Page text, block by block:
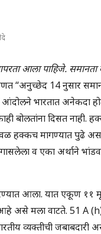
आला पाहिजे.
“अनुच्छेद 14 नुसार
आंदोलने भारतात अनेकदा
बोलतांना दिसत नाही.
हक्कच मागण्यात पुढे
व एका अर्थाने
आला. यात एकूण ११
असे मला वाटते. 51 A
व्यक्तीची